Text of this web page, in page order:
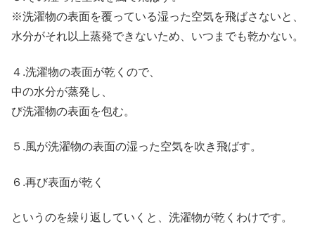
※洗濯物の表面を覆っている湿った空気を飛ばさないと、
水分がそれ以上蒸発できないため、いつまでも乾かない。
４.洗濯物の表面が乾くので、
中の水分が蒸発し、
び洗濯物の表面を包む。
５.風が洗濯物の表面の湿った空気を吹き飛ばす。
６.再び表面が乾く
というのを繰り返していくと、洗濯物が乾くわけです。